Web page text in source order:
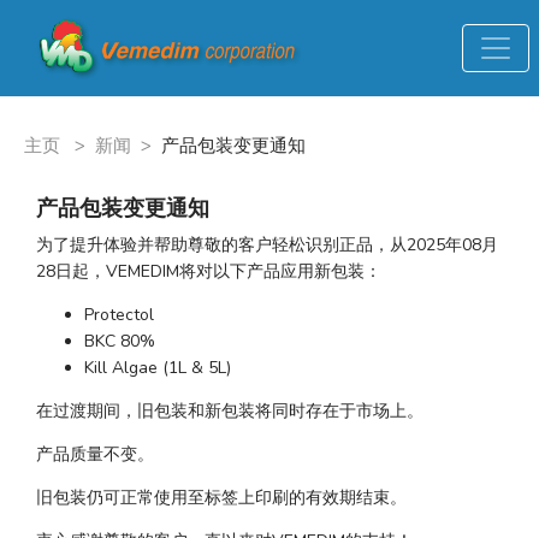
主页 > 新闻 > 产品包装变更通知
产品包装变更通知
为了提升体验并帮助尊敬的客户轻松识别正品，从2025年08月
28日起，VEMEDIM将对以下产品应用新包装：
Protectol
BKC 80%
Kill Algae (1L & 5L)
在过渡期间，旧包装和新包装将同时存在于市场上。
产品质量不变。
旧包装仍可正常使用至标签上印刷的有效期结束。